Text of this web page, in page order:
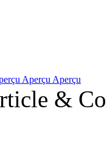
Aperçu Aperçu
&